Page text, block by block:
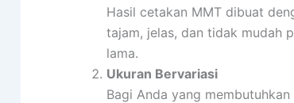
Hasil cetakan MMT dibuat
tajam, jelas, dan tidak mudah
lama.
Ukuran Bervariasi
Bagi Anda yang membutuhkan